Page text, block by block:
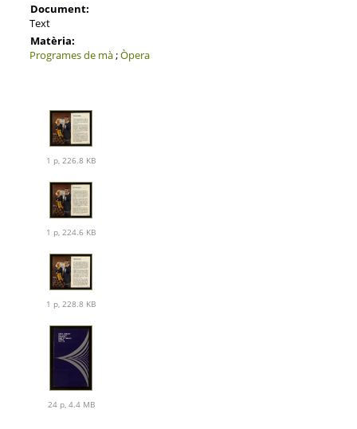
Document:
Text
Matèria:
Programes de mà;Òpera
1 p, 226.8 KB
1 p, 224.6 KB
1 p, 228.8 KB
24 p, 4.4 MB